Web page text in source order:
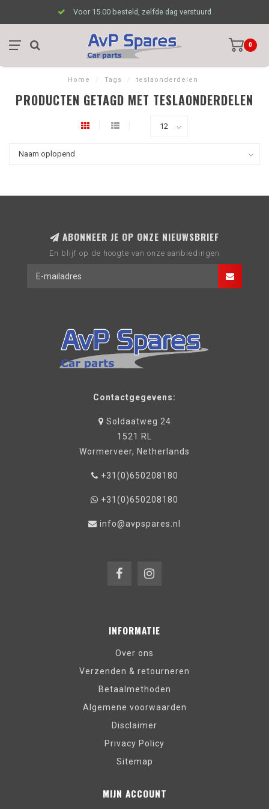
Voor 15.00 besteld, zelfde dag verstuurd
0
Home / Tags / teslaonderdelen
PRODUCTEN GETAGD MET TESLAONDERDELEN
ABONNEER JE OP ONZE NIEUWSBRIEF
En blijf op de hoogte van onze aanbiedingen
Contactgegevens:
Soldaatweg 24
1521 RL
Wormerveer, Netherlands
+31(0)650208180
+31(0)650208180
info@avpspares.nl
INFORMATIE
Over ons
Verzenden & retourneren
Betaalmethoden
Algemene voorwaarden
Disclaimer
Privacy Policy
Sitemap
MIJN ACCOUNT